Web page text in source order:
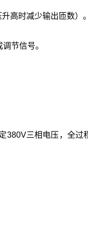
高时减少输出匝数）‌。
节信号‌。
380V三相电压，全过